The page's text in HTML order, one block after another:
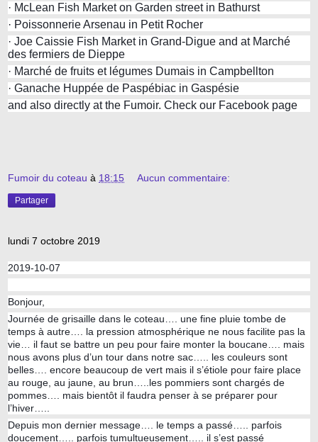
· McLean Fish Market on Garden street in Bathurst
· Poissonnerie Arsenau in Petit Rocher
· Joe Caissie Fish Market in Grand-Digue and at Marché
des fermiers de Dieppe
· Marché de fruits et légumes Dumais in Campbellton
· Ganache Huppée de Paspébiac in Gaspésie
and also directly at the Fumoir. Check our Facebook page
Fumoir du coteau à 18:15 Aucun commentaire:
Partager
lundi 7 octobre 2019
2019-10-07
Bonjour,
Journée de grisaille dans le coteau…. une fine pluie tombe de
temps à autre…. la pression atmosphérique ne nous facilite pas la
vie… il faut se battre un peu pour faire monter la boucane…. mais
nous avons plus d’un tour dans notre sac….. les couleurs sont
belles…. encore beaucoup de vert mais il s’étiole pour faire place
au rouge, au jaune, au brun…..les pommiers sont chargés de
pommes…. mais bientôt il faudra penser à se préparer pour
l’hiver…..
Depuis mon dernier message…. le temps a passé….. parfois
doucement….. parfois tumultueusement….. il s’est passé